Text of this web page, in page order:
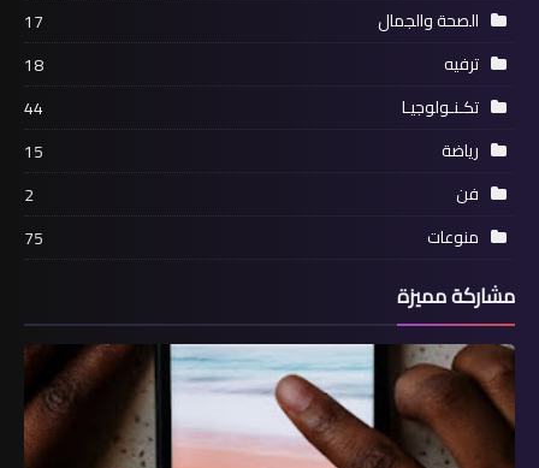
الصحة والجمال
17
ترفيه
18
تكـنـولوجيـا
44
رياضة
15
فن
2
منوعات
75
مشاركة مميزة